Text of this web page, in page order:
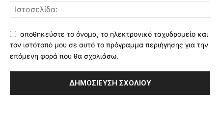
αποθηκεύστε το όνομα, το ηλεκτρονικό ταχυδρομείο και
τον ιστότοπό μου σε αυτό το πρόγραμμα περιήγησης για την
επόμενη φορά που θα σχολιάσω.